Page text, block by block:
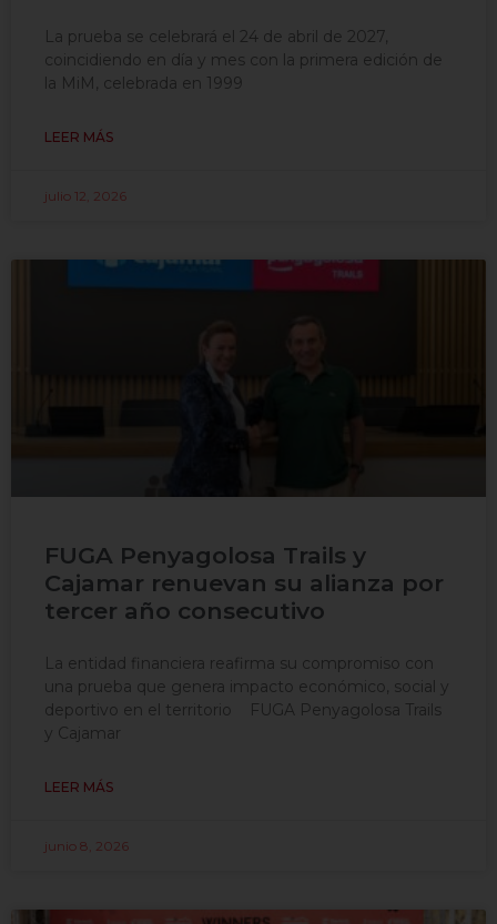
La prueba se celebrará el 24 de abril de 2027,
coincidiendo en día y mes con la primera edición de
la MiM, celebrada en 1999
LEER MÁS
julio 12, 2026
FUGA Penyagolosa Trails y
Cajamar renuevan su alianza por
tercer año consecutivo
La entidad financiera reafirma su compromiso con
una prueba que genera impacto económico, social y
deportivo en el territorio FUGA Penyagolosa Trails
y Cajamar
LEER MÁS
junio 8, 2026